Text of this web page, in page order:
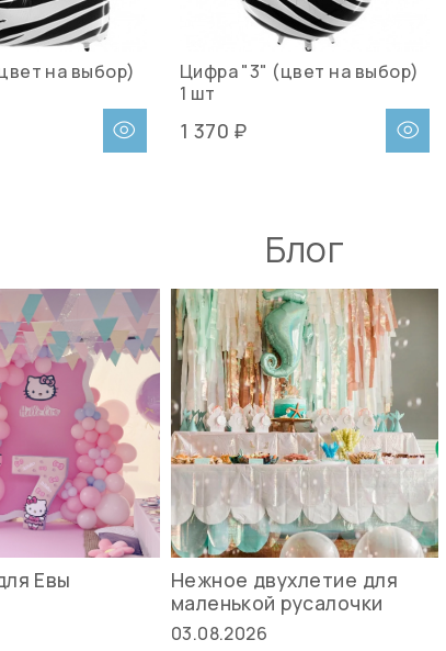
на выбор)
Цифра "3" (цвет на выбор)
1 шт
1 370 ₽
Блог
Евы
Нежное двухлетие для
маленькой русалочки
03.08.2026